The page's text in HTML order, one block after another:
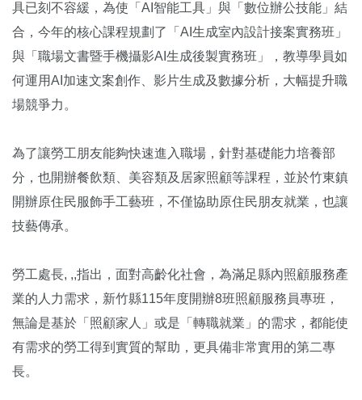
具已刻不容緩，為使「AI智能工具」與「數位辦公技能」結
合，今年的核心課程規劃了「AI生成室內設計接案實務班」
與「職場文書暨手機攝影AI生成後製實務班」，教導學員如
何運用AI加速文案創作、影片生成及數據分析，大幅提升職
場競爭力。
為了讓勞工朋友能夠快速進入職場，針對基礎能力培養部
分，也開辦餐飲類、美容類及居家照顧等課程，並於竹東鎮
開辦原住民服飾手工藝班，不僅協助原住民朋友就業，也讓
技藝傳承。
勞工處長, ,,指出，面對高齡化社會，為滿足縣內照顧服務產
業的人力需求，新竹縣115年度開辦8班照顧服務員專班，
無論是基於「照顧家人」或是「轉職就業」的需求，都能使
有需求的勞工得到實質的幫助，更具備非常實用的第二專
長。